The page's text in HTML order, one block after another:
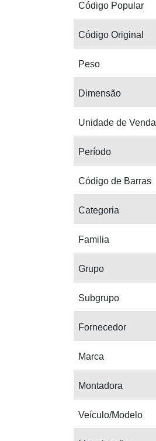
Código Popular
Código Original
Peso
Dimensão
Unidade de Venda
Período
Código de Barras
Categoria
Familia
Grupo
Subgrupo
Fornecedor
Marca
Montadora
Veículo/Modelo